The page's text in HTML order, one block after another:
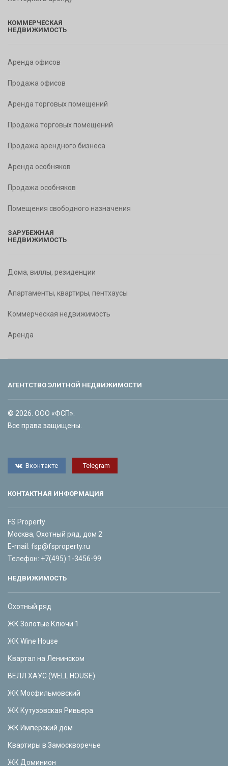
КОММЕРЧЕСКАЯ
НЕДВИЖИМОСТЬ
Аренда офисов
Продажа офисов
Аренда торговых помещений
Продажа торговых помещений
Продажа арендного бизнеса
Аренда особняков
Продажа особняков
Помещения свободного назначения
ЗАРУБЕЖНАЯ
НЕДВИЖИМОСТЬ
Дома, виллы, резиденции
Апартаменты, квартиры, пентхаусы
Коммерческая недвижимость
Аренда
АГЕНТСТВО ЭЛИТНОЙ НЕДВИЖИМОСТИ
© 2026. ООО «ФСП».
Все права защищены.
Вконтакте Telegram
КОНТАКТНАЯ ИНФОРМАЦИЯ
FS Property
Москва, Охотный ряд, дом 2
E-mail: fsp@fsproperty.ru
Телефон: +7(495) 1-3456-99
НЕДВИЖИМОСТЬ
Охотный ряд
ЖК Золотые Ключи 1
ЖК Wine House
Квартал на Ленинском
ВЕЛЛ ХАУС (WELL HOUSE)
ЖК Мосфильмовский
ЖК Кутузовская Ривьера
ЖК Имперский дом
Квартиры в Замоскворечье
ЖК Доминион